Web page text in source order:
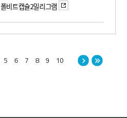
폴비트캡슐2밀리그램
5 6 7 8 9 10